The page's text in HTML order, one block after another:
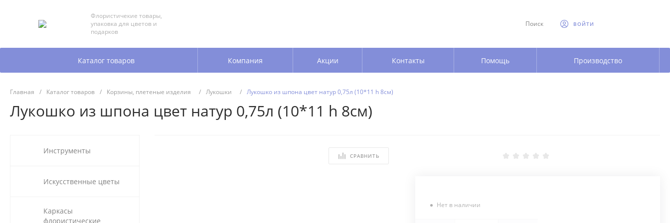
Флористичекие товары,
упаковка для цветов и
подарков
Поиск ВОЙТИ
Каталог товаров Компания Акции Контакты Помощь Производство
Главная / Каталог товаров / Корзины, плетеные изделия / Лукошки / Лукошко из шпона цвет натур 0,75л (10*11 h 8см)
Лукошко из шпона цвет натур 0,75л (10*11 h 8см)
Инструменты
Искусственные цветы
Каркасы
флористические
СРАВНИТЬ
Нет в наличии